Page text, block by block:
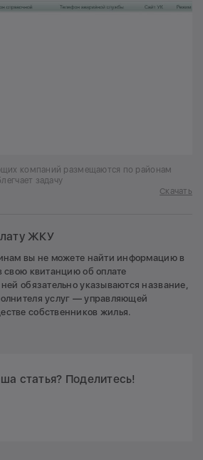
компаний размещаются по районам
задачу
Скачать
ЖКУ
вы не можете найти информацию в
свою квитанцию об оплате
обязательно указываются название,
услуг — управляющей
собственников жилья.
статья? Поделитесь!